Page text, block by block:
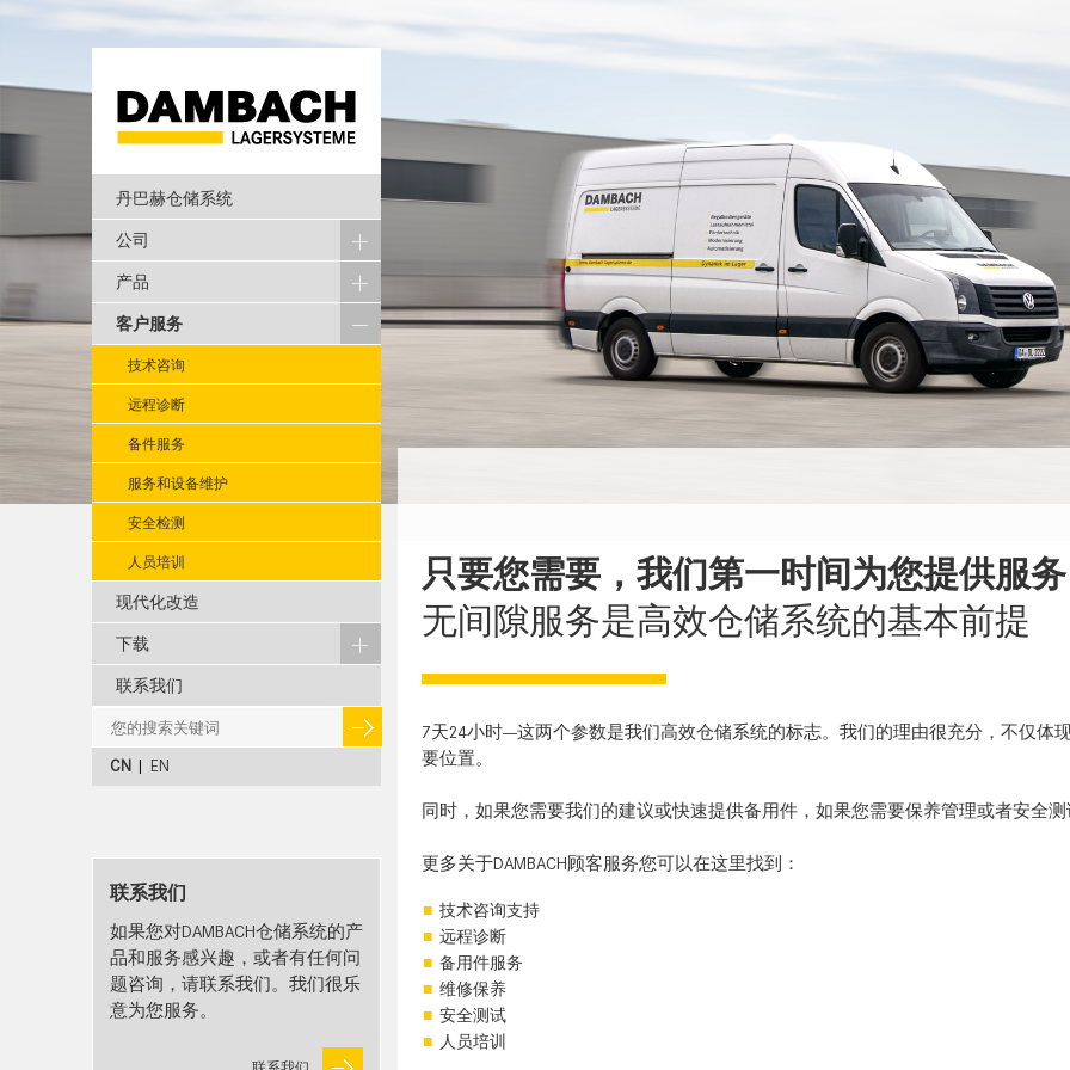
丹巴赫仓储系统
公司
产品
客户服务
技术咨询
远程诊断
备件服务
服务和设备维护
安全检测
人员培训
现代化改造
下载
联系我们
CN | EN
联系我们
如果您对DAMBACH仓储系统的产
品和服务感兴趣，或者有任何问
题咨询，请联系我们。我们很乐
意为您服务。
只要您需要，我们第一时间为您提供服务
无间隙服务是高效仓储系统的基本前提
7天24小时---这两个参数是我们高效仓储系统的标志。我们的理由很充分，不仅
要位置。
同时，如果您需要我们的建议或快速提供备用件，如果您需要保养管理或者安全
更多关于DAMBACH顾客服务您可以在这里找到：
技术咨询支持
远程诊断
备用件服务
维修保养
安全测试
人员培训